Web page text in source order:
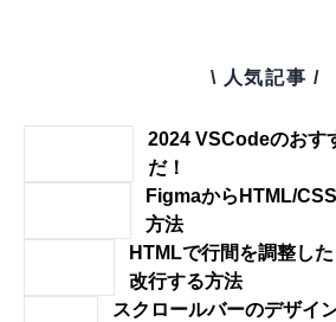
\ 人気記事 /
2024 VSCodeのおす
だ！
FigmaからHTML/
方法
HTMLで行間を調整し
改行する方法
スクロールバーのデザイ